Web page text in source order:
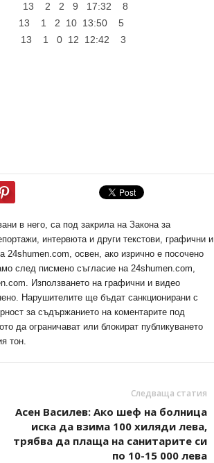
2 2 9 17:32 8
2 10 13:50 5
0 12 12:42 3
в него, са под закрила на Закона за
интервюта и други текстови, графични и
24shumen.com, освен, ако изрично е посочено
след писмено съгласие на 24shumen.com,
Използването на графични и видео
Нарушителите ще бъдат санкционирани с
за съдържанието на коментарите под
да ограничават или блокират публикуването
тон.
Следваща статия
Асен Василев: Ако шеф на болница
иска да взима 100 хиляди лева,
трябва да плаща на санитарите си
по 10-15 000 лева